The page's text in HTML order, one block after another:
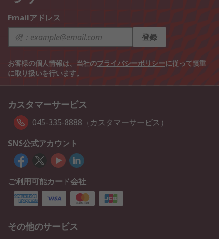
Emailアドレス
登録
お客様の個人情報は、当社のプライバシーポリシーに従って慎重
に取り扱いを行います。
カスタマーサービス
045-335-8888（カスタマーサービス）
SNS公式アカウント
ご利用可能カード会社
その他のサービス